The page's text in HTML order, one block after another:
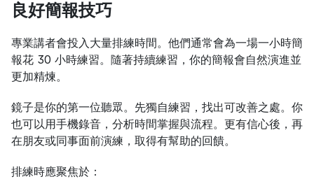
良好簡報技巧
專業講者會投入大量排練時間。他們通常會為一場一小時簡
報花 30 小時練習。隨著持續練習，你的簡報會自然演進並
更加精煉。
鏡子是你的第一位聽眾。先獨自練習，找出可改善之處。你
也可以用手機錄音，分析時間掌握與流程。更有信心後，再
在朋友或同事面前演練，取得有幫助的回饋。
排練時應聚焦於：